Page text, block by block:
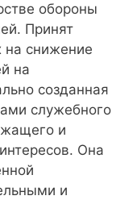
обороны
Принят
на снижение
на
созданная
служебного
и
Она
и